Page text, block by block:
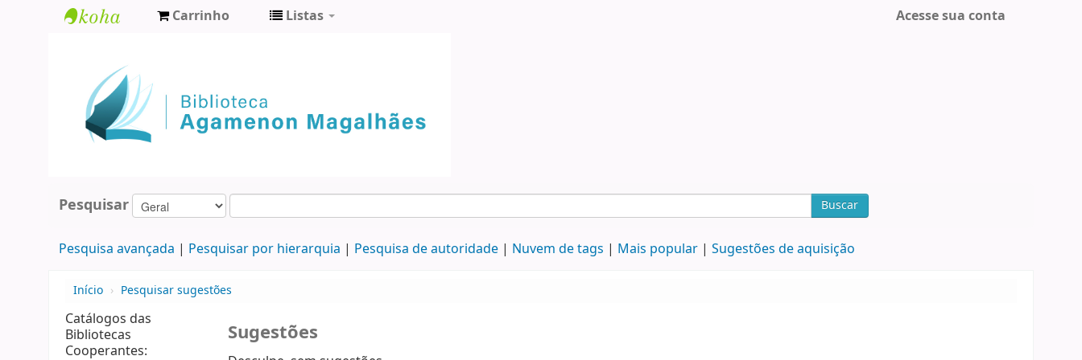
Agamenon
Magalhães
Carrinho Listas Acesse sua conta
Pesquisar Buscar
Pesquisa avançada Pesquisar por hierarquia Pesquisa de autoridade Nuvem de tags Mais popular Sugestões de aquisição
Início › Pesquisar sugestões
Catálogos das
Bibliotecas
Cooperantes:
Sugestões